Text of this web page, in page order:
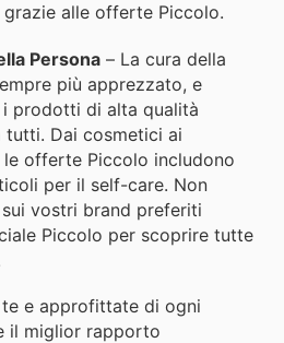
alle offerte Piccolo.
Persona – La cura della
più apprezzato, e
prodotti di alta qualità
tutti. Dai cosmetici ai
offerte Piccolo includono
per il self-care. Non
vostri brand preferiti
Piccolo per scoprire tutte
e approfittate di ogni
il miglior rapporto